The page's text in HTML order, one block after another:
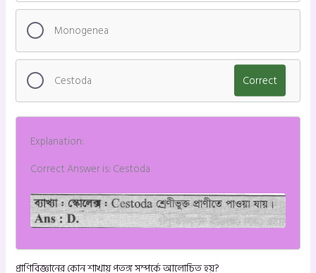
Monogenea
Cestoda Correct
Explanation:
Correct Answer is: Cestoda
প্রাণিবিজ্ঞানের কোন শাখায় পতঙ্গ সম্পর্কে আলোচিত হয়?